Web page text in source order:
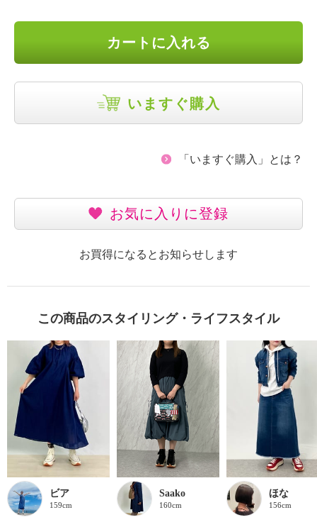
カートに入れる
いますぐ購入
「いますぐ購入」とは？
お気に入りに登録
お買得になるとお知らせします
この商品のスタイリング・ライフスタイル
ビア
159cm
Saako
160cm
ほな
156cm